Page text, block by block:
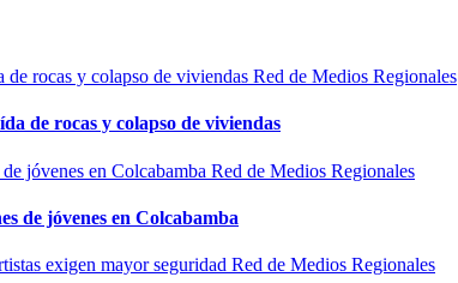
Red de Medios Regionales
de rocas y colapso de viviendas
Red de Medios Regionales
de jóvenes en Colcabamba
Red de Medios Regionales